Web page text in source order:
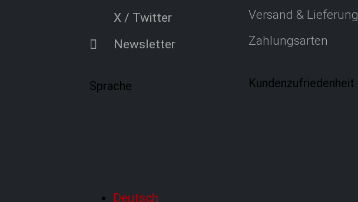
X / Twitter
Newsletter
Versand & Lieferung
Zahlungsarten
Sprache
Deutsch
Kundenzufriedenheit